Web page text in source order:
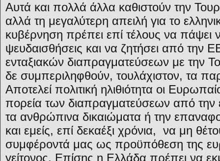
Αυτά και πολλά άλλα καθιστούν την
αλλά τη μεγαλύτερη απειλή για το
κυβέρνηση πρέπει επί τέλους να πάψει
ψευδαισθήσεις και να ζητήσει από την
ενταξιακών διαπραγματεύσεων με την
δε συμπεριληφθούν, τουλάχιστον, τα
Αποτελεί πολιτική ηλιθιότητα οι
πορεία των διαπραγματεύσεων από την
τα ανθρώπινα δικαιώματα ή την
και εμείς, επί δεκαέξι χρόνια, να μη
συμφέροντά μας ως προϋπόθεση της
γείτονος. Επίσης η Ελλάδα πρέπει να